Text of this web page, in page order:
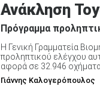
Ανάκληση
Πρόγραμμα
Η Γενική Γραμματεία
προληπτικού ελέγχου
αφορά σε 32.946
Γιάννης Καλογερόπουλος